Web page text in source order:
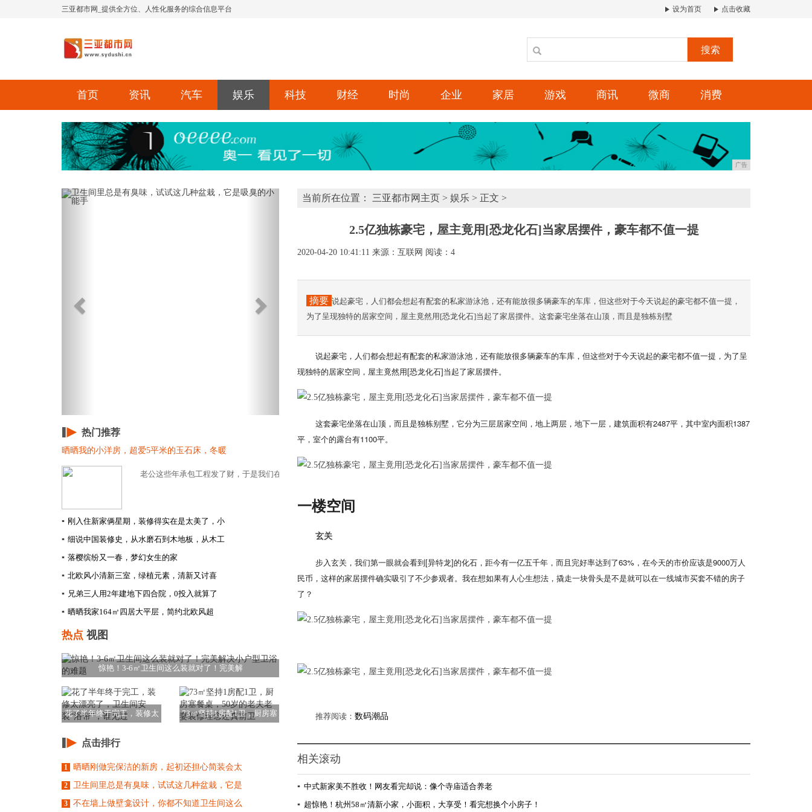
三亚都市网_提供全方位、人性化服务的综合信息平台 设为首页 点击收藏
搜索
首页 资讯 汽车 娱乐 科技 财经 时尚 企业 家居 游戏 商讯 微商 消费
广告
Previous Next
热门推荐
晒晒我的小洋房，超爱5平米的玉石床，冬暖
老公这些年承包工程发了财，于是我们在城里花400多万买下了这栋小洋房，房子很...
▪ 刚入住新家俩星期，装修得实在是太美了，小
▪ 细说中国装修史，从水磨石到木地板，从木工
▪ 落樱缤纷又一春，梦幻女生的家
▪ 北欧风小清新三室，绿植元素，清新又讨喜
▪ 兄弟三人用2年建地下四合院，0投入就算了
▪ 晒晒我家164㎡四居大平层，简约北欧风超
热点 视图
惊艳！3-6㎡卫生间这么装就对了！完美解
花了半年终于完工，装修太
73㎡坚持1房配1卫，厨房塞
点击排行
1 晒晒刚做完保洁的新房，起初还担心简装会太
2 卫生间里总是有臭味，试试这几种盆栽，它是
3 不在墙上做壁龛设计，你都不知道卫生间这么
当前所在位置： 三亚都市网主页 > 娱乐 > 正文 >
2.5亿独栋豪宅，屋主竟用[恐龙化石]当家居摆件，豪车都不值一提
2020-04-20 10:41:11 来源：互联网 阅读：4
摘要 说起豪宅，人们都会想起有配套的私家游泳池，还有能放很多辆豪车的车库，但这些对于今天说起的豪宅都不值一提，
为了呈现独特的居家空间，屋主竟然用[恐龙化石]当起了家居摆件。这套豪宅坐落在山顶，而且是独栋别墅
说起豪宅，人们都会想起有配套的私家游泳池，还有能放很多辆豪车的车库，但这些对于今天说起的豪宅都不值一提，为了呈
现独特的居家空间，屋主竟然用[恐龙化石]当起了家居摆件。
这套豪宅坐落在山顶，而且是独栋别墅，它分为三层居家空间，地上两层，地下一层，建筑面积有2487平，其中室内面积1387
平，室个的露台有1100平。
一楼空间
玄关
步入玄关，我们第一眼就会看到[异特龙]的化石，距今有一亿五千年，而且完好率达到了63%，在今天的市价应该是9000万人
民币，这样的家居摆件确实吸引了不少参观者。我在想如果有人心生想法，撬走一块骨头是不是就可以在一线城市买套不错的房子
了？
推荐阅读： 数码潮品
相关滚动
▪ 中式新家美不胜收！网友看完却说：像个寺庙适合养老
▪ 超惊艳！杭州58㎡清新小家，小面积，大享受！看完想换个小房子！